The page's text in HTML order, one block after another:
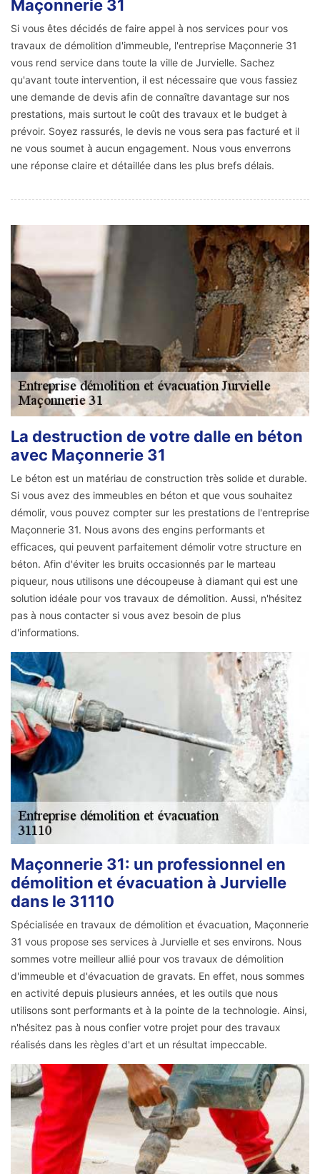
Maçonnerie 31
Si vous êtes décidés de faire appel à nos services pour vos
travaux de démolition d'immeuble, l'entreprise Maçonnerie 31
vous rend service dans toute la ville de Jurvielle. Sachez
qu'avant toute intervention, il est nécessaire que vous fassiez
une demande de devis afin de connaître davantage sur nos
prestations, mais surtout le coût des travaux et le budget à
prévoir. Soyez rassurés, le devis ne vous sera pas facturé et il
ne vous soumet à aucun engagement. Nous vous enverrons
une réponse claire et détaillée dans les plus brefs délais.
La destruction de votre dalle en béton
avec Maçonnerie 31
Le béton est un matériau de construction très solide et durable.
Si vous avez des immeubles en béton et que vous souhaitez
démolir, vous pouvez compter sur les prestations de l'entreprise
Maçonnerie 31. Nous avons des engins performants et
efficaces, qui peuvent parfaitement démolir votre structure en
béton. Afin d'éviter les bruits occasionnés par le marteau
piqueur, nous utilisons une découpeuse à diamant qui est une
solution idéale pour vos travaux de démolition. Aussi, n'hésitez
pas à nous contacter si vous avez besoin de plus
d'informations.
Maçonnerie 31: un professionnel en
démolition et évacuation à Jurvielle
dans le 31110
Spécialisée en travaux de démolition et évacuation, Maçonnerie
31 vous propose ses services à Jurvielle et ses environs. Nous
sommes votre meilleur allié pour vos travaux de démolition
d'immeuble et d'évacuation de gravats. En effet, nous sommes
en activité depuis plusieurs années, et les outils que nous
utilisons sont performants et à la pointe de la technologie. Ainsi,
n'hésitez pas à nous confier votre projet pour des travaux
réalisés dans les règles d'art et un résultat impeccable.